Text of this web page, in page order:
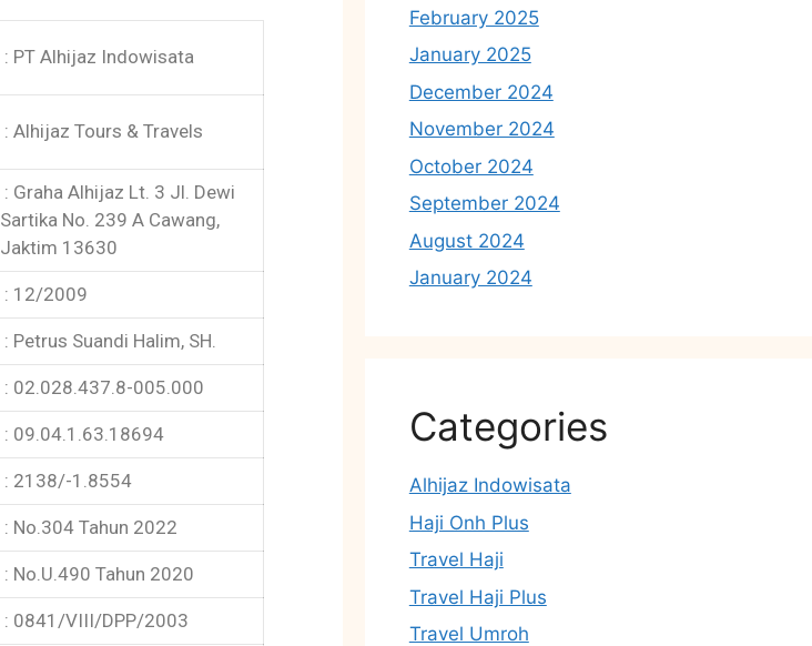
: PT Alhijaz Indowisata
: Alhijaz Tours & Travels
: Graha Alhijaz Lt. 3 Jl. Dewi
Sartika No. 239 A Cawang,
Jaktim 13630
: 12/2009
: Petrus Suandi Halim, SH.
: 02.028.437.8-005.000
: 09.04.1.63.18694
: 2138/-1.8554
: No.304 Tahun 2022
: No.U.490 Tahun 2020
: 0841/VIII/DPP/2003
February 2025
January 2025
December 2024
November 2024
October 2024
September 2024
August 2024
January 2024
Categories
Alhijaz Indowisata
Haji Onh Plus
Travel Haji
Travel Haji Plus
Travel Umroh